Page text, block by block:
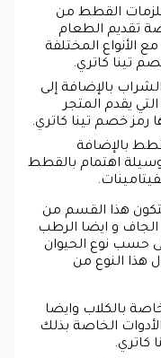
القطط من
تقديم الطعام
الأنواع المختلفة
تينا كاتري.
بالإضافة إلى
يقدم المتجر
خصم تينا كاتري.
بالإضافة
اهتمام بالقطط
هذا القسم من
الجاف و ايضا الرطب
حسب نوع الحيوان
هذا النوع من
بالكلاب وايضا
الخاصة بذلك
كاتري.